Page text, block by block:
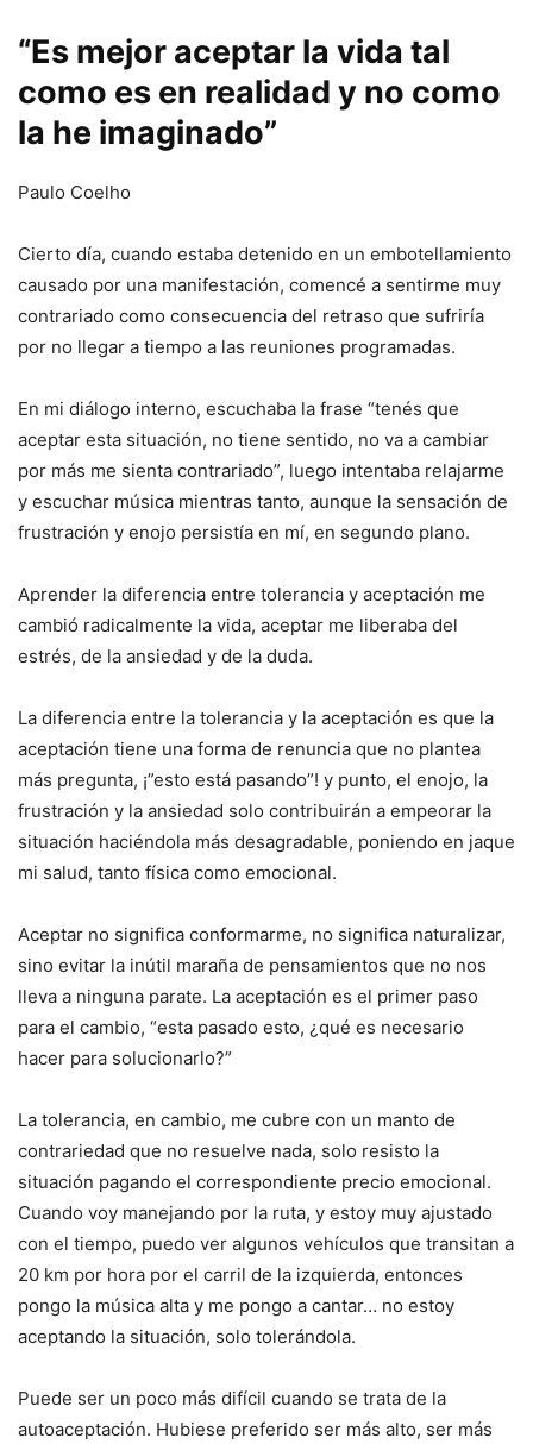
“Es mejor aceptar la vida tal
como es en realidad y no como
la he imaginado”
Paulo Coelho
Cierto día, cuando estaba detenido en un embotellamiento
causado por una manifestación, comencé a sentirme muy
contrariado como consecuencia del retraso que sufriría
por no llegar a tiempo a las reuniones programadas.
En mi diálogo interno, escuchaba la frase “tenés que
aceptar esta situación, no tiene sentido, no va a cambiar
por más me sienta contrariado”, luego intentaba relajarme
y escuchar música mientras tanto, aunque la sensación de
frustración y enojo persistía en mí, en segundo plano.
Aprender la diferencia entre tolerancia y aceptación me
cambió radicalmente la vida, aceptar me liberaba del
estrés, de la ansiedad y de la duda.
La diferencia entre la tolerancia y la aceptación es que la
aceptación tiene una forma de renuncia que no plantea
más pregunta, ¡”esto está pasando”! y punto, el enojo, la
frustración y la ansiedad solo contribuirán a empeorar la
situación haciéndola más desagradable, poniendo en jaque
mi salud, tanto física como emocional.
Aceptar no significa conformarme, no significa naturalizar,
sino evitar la inútil maraña de pensamientos que no nos
lleva a ninguna parate. La aceptación es el primer paso
para el cambio, “esta pasado esto, ¿qué es necesario
hacer para solucionarlo?”
La tolerancia, en cambio, me cubre con un manto de
contrariedad que no resuelve nada, solo resisto la
situación pagando el correspondiente precio emocional.
Cuando voy manejando por la ruta, y estoy muy ajustado
con el tiempo, puedo ver algunos vehículos que transitan a
20 km por hora por el carril de la izquierda, entonces
pongo la música alta y me pongo a cantar… no estoy
aceptando la situación, solo tolerándola.
Puede ser un poco más difícil cuando se trata de la
autoaceptación. Hubiese preferido ser más alto, ser más